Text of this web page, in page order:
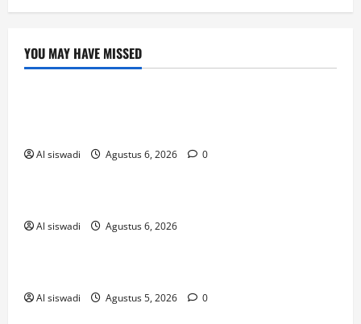
YOU MAY HAVE MISSED
Post
Al siswadi Agustus 6, 2026 0
Uncategorized
Al siswadi Agustus 6, 2026
! Без рубрики
Al siswadi Agustus 5, 2026 0
novos-casinos-2026